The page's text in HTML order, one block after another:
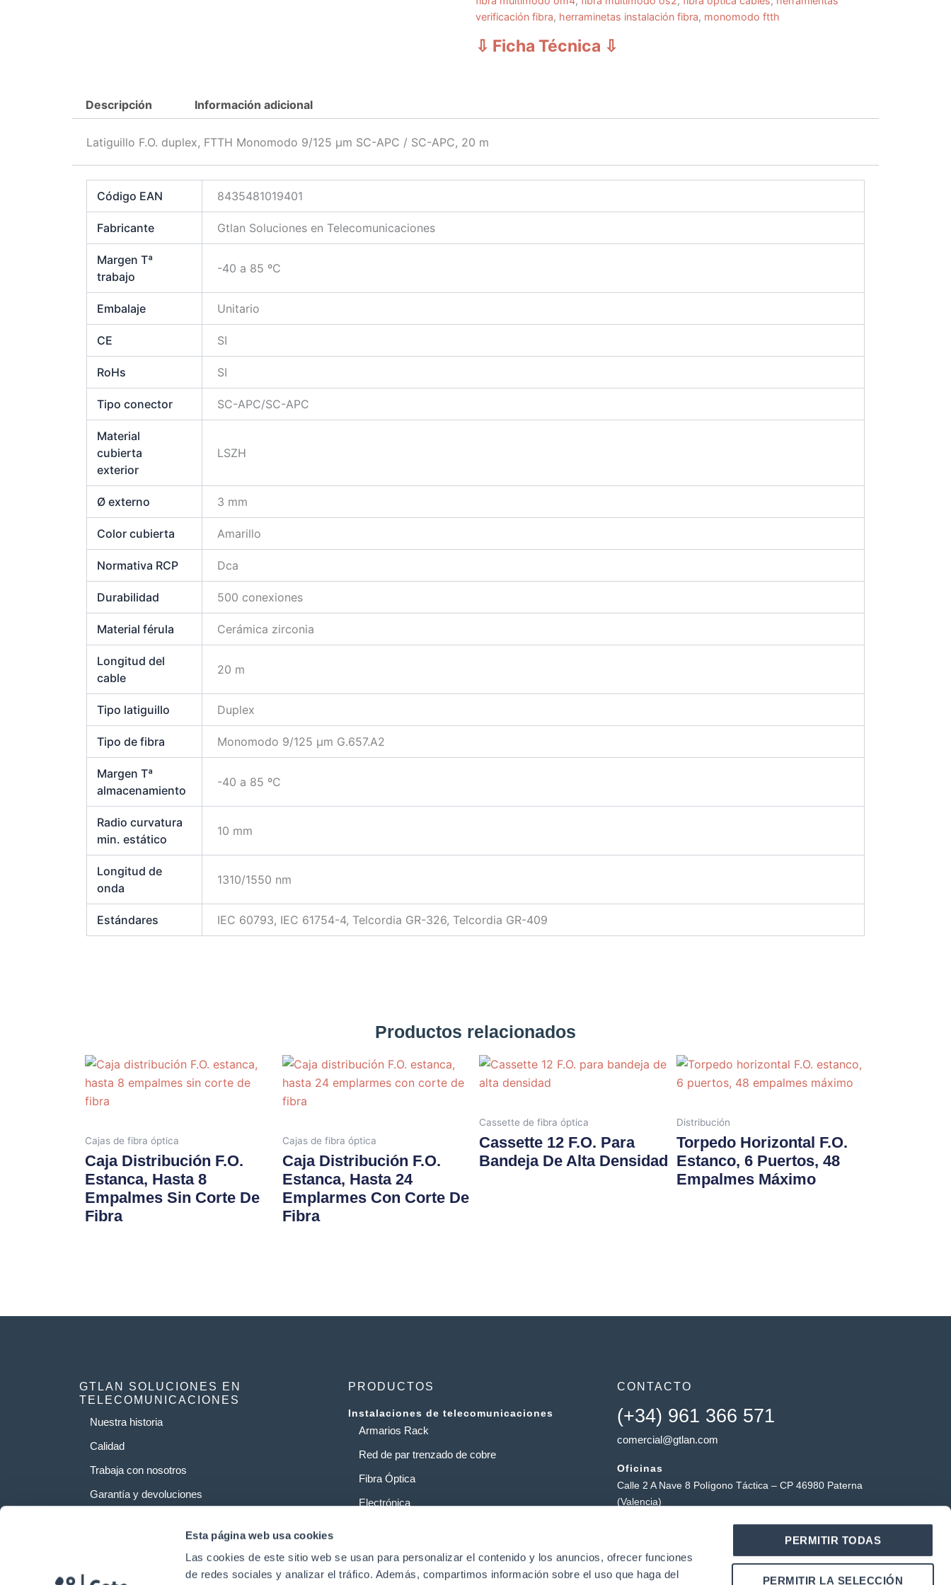
Esta página web usa cookies
Las cookies de este sitio web se usan para personalizar el contenido y los anuncios, ofrecer funciones
de redes sociales y analizar el tráfico. Además, compartimos información sobre el uso que haga del
PERMITIR TODAS
PERMITIR LA SELECCIÓN
verificación fibra, herraminetas instalación fibra, monomodo ftth
⇩ Ficha Técnica ⇩
Descripción Información adicional
Latiguillo F.O. duplex, FTTH Monomodo 9/125 μm SC-APC / SC-APC, 20 m
Código EAN 8435481019401
Fabricante Gtlan Soluciones en Telecomunicaciones
Margen Tª
trabajo
-40 a 85 ºC
Embalaje Unitario
CE SI
RoHs SI
Tipo conector SC-APC/SC-APC
Material
cubierta
exterior
LSZH
Ø externo 3 mm
Color cubierta Amarillo
Normativa RCP Dca
Durabilidad 500 conexiones
Material férula Cerámica zirconia
Longitud del
cable
20 m
Tipo latiguillo Duplex
Tipo de fibra Monomodo 9/125 µm G.657.A2
Margen Tª
almacenamiento
-40 a 85 ºC
Radio curvatura
min. estático
10 mm
Longitud de
onda
1310/1550 nm
Estándares IEC 60793, IEC 61754-4, Telcordia GR-326, Telcordia GR-409
Productos relacionados
Cajas de fibra óptica
Caja Distribución F.O.
Estanca, Hasta 8
Empalmes Sin Corte De
Fibra
Cajas de fibra óptica
Caja Distribución F.O.
Estanca, Hasta 24
Emplarmes Con Corte De
Fibra
Cassette de fibra óptica
Cassette 12 F.O. Para
Bandeja De Alta Densidad
Distribución
Torpedo Horizontal F.O.
Estanco, 6 Puertos, 48
Empalmes Máximo
GTLAN SOLUCIONES EN
TELECOMUNICACIONES
Nuestra historia
Calidad
Trabaja con nosotros
Garantía y devoluciones
PRODUCTOS
Instalaciones de telecomunicaciones
Armarios Rack
Red de par trenzado de cobre
Fibra Óptica
Electrónica
Centros de datos
CONTACTO
(+34) 961 366 571
comercial@gtlan.com
Oficinas
Calle 2 A Nave 8 Polígono Táctica – CP 46980 Paterna
(Valencia)
Polígono Industrial Táctica, Carrer Forners, 18, 46980
Paterna (Valencia)
Y
L